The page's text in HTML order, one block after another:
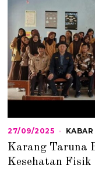
27/09/2025
7
/
0
Karang Taruna
Kesehatan Fisik